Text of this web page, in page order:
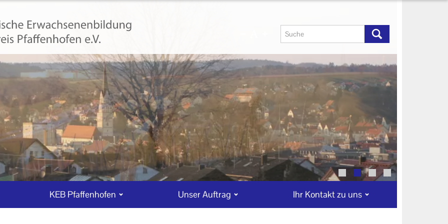
KEB Pfaffenhofen Unser Auftrag Ihr Kontakt zu uns